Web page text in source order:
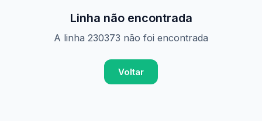
Linha não encontrada
A linha 230373 não foi encontrada
Voltar